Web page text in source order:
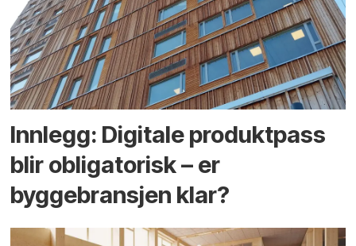
Innlegg: Digitale produktpass
blir obligatorisk – er
byggebransjen klar?